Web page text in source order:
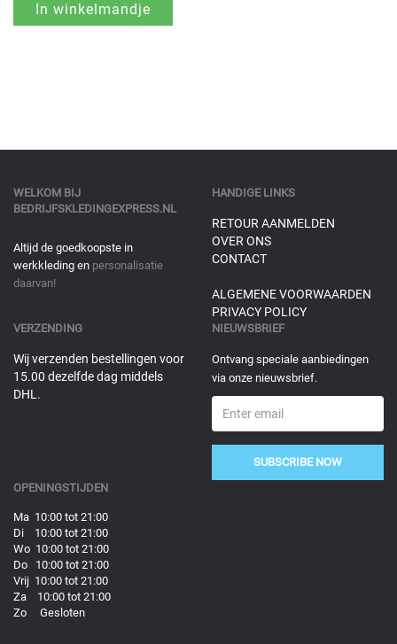
WELKOM BIJ
BEDRIJFSKLEDINGEXPRESS.NL
Altijd de goedkoopste in
werkkleding en personalisatie
daarvan!
HANDIGE LINKS
RETOUR AANMELDEN
OVER ONS
CONTACT
ALGEMENE VOORWAARDEN
PRIVACY POLICY
VERZENDING
Wij verzenden bestellingen voor
15.00 dezelfde dag middels
DHL.
NIEUWSBRIEF
Ontvang speciale aanbiedingen
via onze nieuwsbrief.
SUBSCRIBE NOW
OPENINGSTIJDEN
Ma 10:00 tot 21:00
Di 10:00 tot 21:00
Wo 10:00 tot 21:00
Do 10:00 tot 21:00
Vrij 10:00 tot 21:00
Za 10:00 tot 21:00
Zo Gesloten